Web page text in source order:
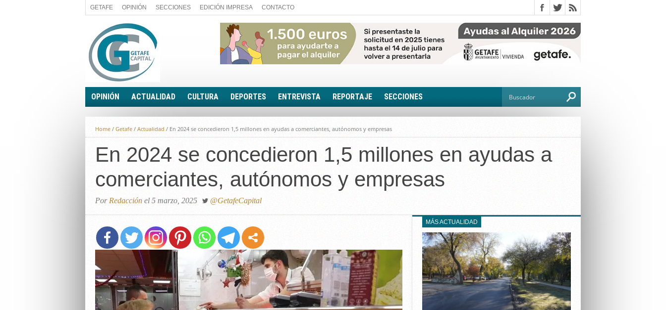
GETAFE OPINIÓN SECCIONES EDICIÓN IMPRESA CONTACTO
OPINIÓN
A FIN DE CUENTAS
PALABRA DE CONCEJAL
LA PIEDRA DE SÍSIFO
EL SACAPUNTAS
TODAS LAS BANDERAS
ROTAS
ACTUALIDAD
POLÍTICA
ECONOMÍA
SOCIEDAD
BREVES
CULTURA DEPORTES ENTREVISTA REPORTAJE SECCIONES
FOTONOTICIA
EL AULA SIN MUROS
LOOK TOTAL
RINCÓN PSICOLÓGICO
TRIBUNA CON ACENTO
EL RINCÓN DE ACOEG
LA VOZ DE LA
EXPERIENCIA
IN MEMORIAM
MEMORIA RECUPERADA
UN MINUTO EN EL
MUSEO
VARIOS
Home / Getafe / Actualidad / En 2024 se concedieron 1,5 millones en ayudas a comerciantes, autónomos y empresas
En 2024 se concedieron 1,5 millones en ayudas a
comerciantes, autónomos y empresas
Por Redacción el 5 marzo, 2025 @GetafeCapital
MÁS ACTUALIDAD